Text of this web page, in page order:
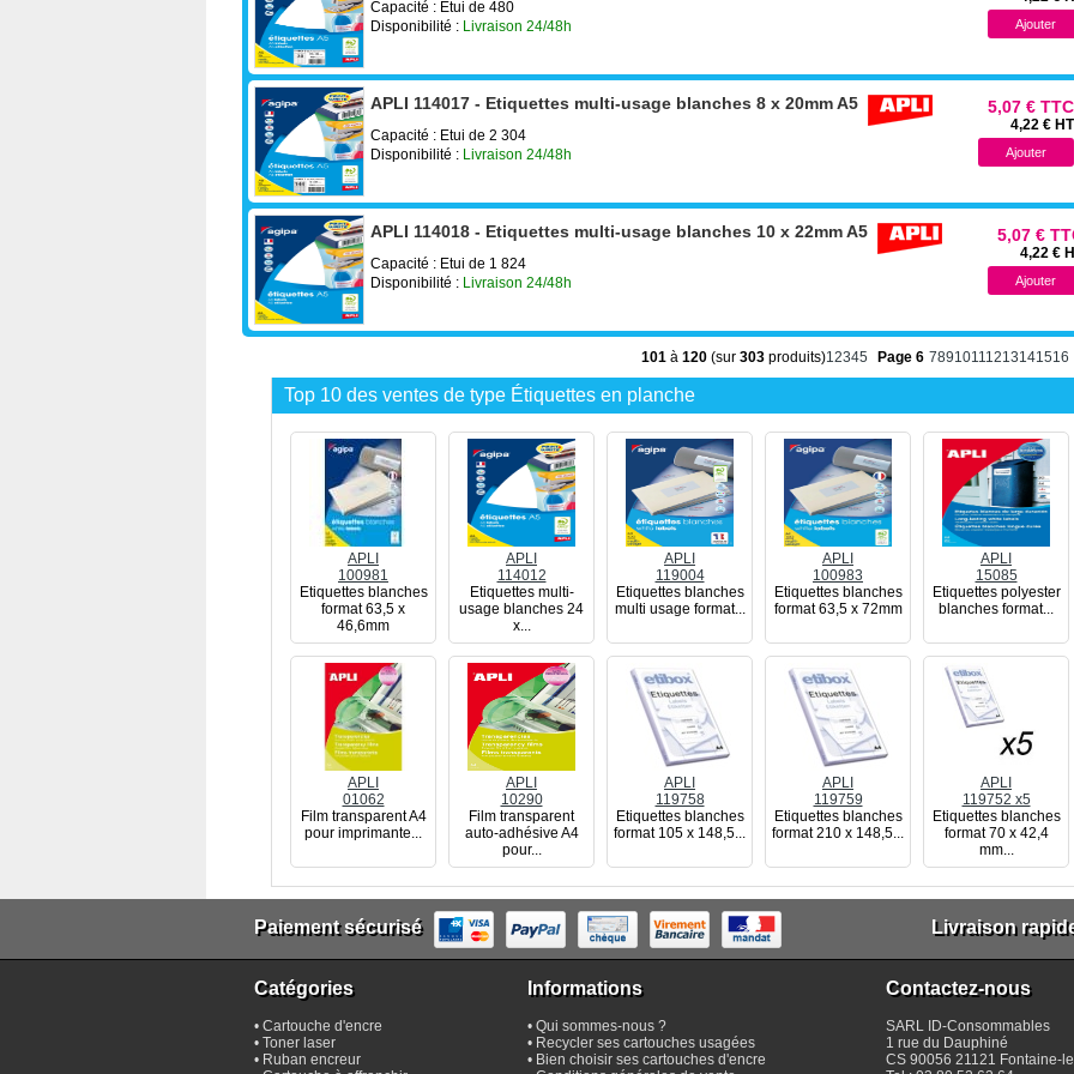
Capacité : Etui de 480
Disponibilité : Livraison 24/48h
APLI 114017 - Etiquettes multi-usage blanches 8 x 20mm A5
Capacité : Etui de 2 304
Disponibilité : Livraison 24/48h
5,07 € TTC
4,22 € HT
APLI 114018 - Etiquettes multi-usage blanches 10 x 22mm A5
Capacité : Etui de 1 824
Disponibilité : Livraison 24/48h
5,07 €
4,22 €
101 à 120 (sur 303 produits)1 2345 Page 6 7891011 1213141516
Top 10 des ventes de type Étiquettes en planche
APLI
100981
Etiquettes blanches
format 63,5 x
46,6mm
APLI
114012
Etiquettes multi-
usage blanches 24
x...
APLI
119004
Etiquettes blanches
multi usage format...
APLI
100983
Etiquettes blanches
format 63,5 x 72mm
APLI
15085
Etiquettes polyester
blanches format...
APLI
01062
Film transparent A4
pour imprimante...
APLI
10290
Film transparent
auto-adhésive A4
pour...
APLI
119758
Etiquettes blanches
format 105 x 148,5...
APLI
119759
Etiquettes blanches
format 210 x 148,5...
APLI
119752 x5
Etiquettes blanches
format 70 x 42,4
mm...
Paiement sécurisé Livraison
Catégories
• Cartouche d'encre
• Toner laser
• Ruban encreur
Informations
• Qui sommes-nous ?
• Recycler ses cartouches usagées
• Bien choisir ses cartouches d'encre
Contactez-nous
SARL ID-Consommables
1 rue du Dauphiné
CS 90056 21121 Fontaine-